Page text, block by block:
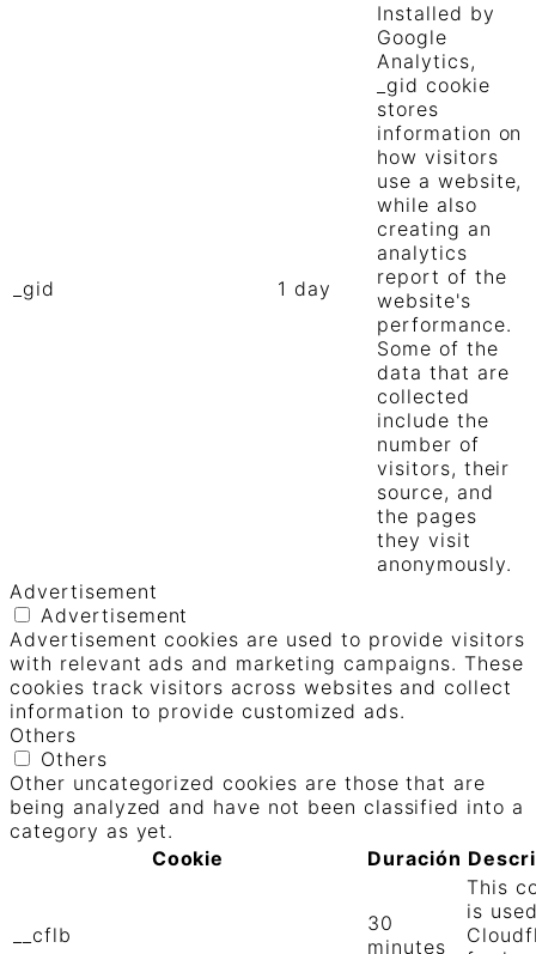
_gid 1 day
Installed by
Google
Analytics,
_gid cookie
stores
information on
how visitors
use a website,
while also
creating an
analytics
report of the
website's
performance.
Some of the
data that are
collected
include the
number of
visitors, their
source, and
the pages
they visit
anonymously.
Advertisement
Advertisement
Advertisement cookies are used to provide visitors
with relevant ads and marketing campaigns. These
cookies track visitors across websites and collect
information to provide customized ads.
Others
Others
Other uncategorized cookies are those that are
being analyzed and have not been classified into a
category as yet.
Cookie
Duración
__cflb
30
minutes
This
is